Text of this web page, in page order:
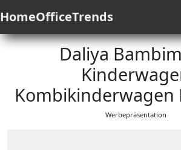
HomeOfficeTrends
Daliya
Kombikinderwagen
Werbepräsentation